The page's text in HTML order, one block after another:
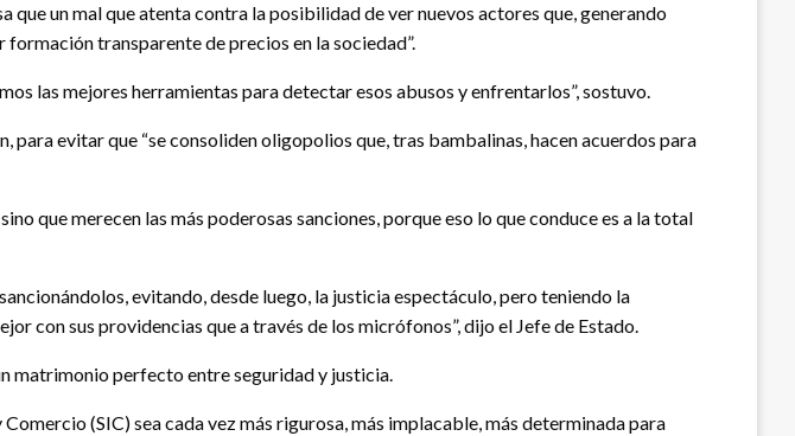
un mal que atenta contra la posibilidad de ver nuevos actores que, generando
transparente de precios en la sociedad”.
las mejores herramientas para detectar esos abusos y enfrentarlos”, sostuvo.
evitar que “se consoliden oligopolios que, tras bambalinas, hacen acuerdos para
que merecen las más poderosas sanciones, porque eso lo que conduce es a la total
evitando, desde luego, la justicia espectáculo, pero teniendo la
con sus providencias que a través de los micrófonos”, dijo el Jefe de Estado.
matrimonio perfecto entre seguridad y justicia.
(SIC) sea cada vez más rigurosa, más implacable, más determinada para